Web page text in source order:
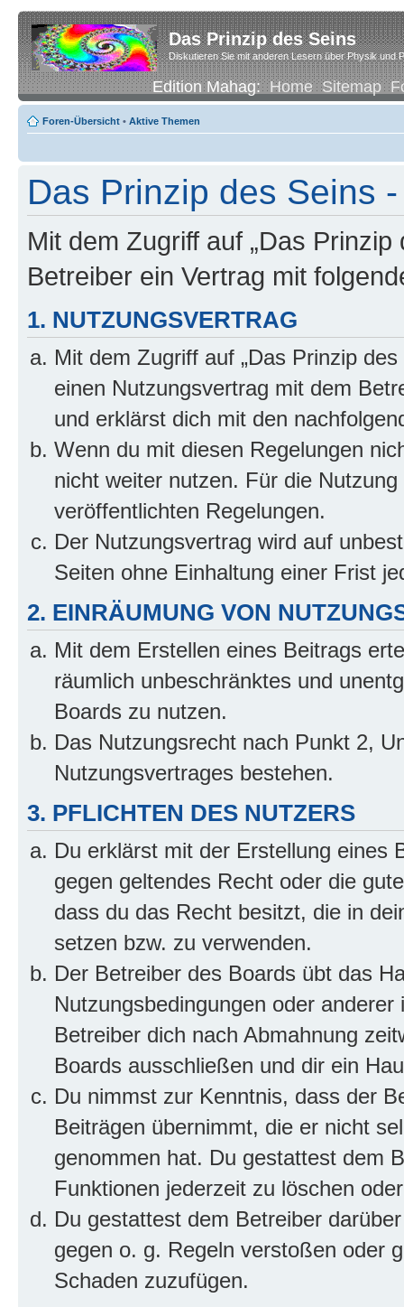
Das Prinzip des Seins
Diskutieren Sie mit anderen Lesern über Physik und
Edition Mahag:Home Sitemap
Foren-Übersicht • Aktive Themen
Das Prinzip des Seins
Mit dem Zugriff auf „Das
Betreiber ein Vertrag mit
1. NUTZUNGSVERTRAG
Mit dem Zugriff auf „Das Prinzip
einen Nutzungsvertrag mit dem
und erklärst dich mit den
Wenn du mit diesen Regelungen
nicht weiter nutzen. Für die
veröffentlichten Regelungen.
Der Nutzungsvertrag wird auf
Seiten ohne Einhaltung einer Frist
2. EINRÄUMUNG VON
Mit dem Erstellen eines Beitrags
räumlich unbeschränktes und
Boards zu nutzen.
Das Nutzungsrecht nach Punkt 2,
Nutzungsvertrages bestehen.
3. PFLICHTEN DES NUTZERS
Du erklärst mit der Erstellung eines
gegen geltendes Recht oder die
dass du das Recht besitzt, die in
setzen bzw. zu verwenden.
Der Betreiber des Boards übt das
Nutzungsbedingungen oder
Betreiber dich nach Abmahnung
Boards ausschließen und dir ein
Du nimmst zur Kenntnis, dass der
Beiträgen übernimmt, die er nicht
genommen hat. Du gestattest dem
Funktionen jederzeit zu löschen
Du gestattest dem Betreiber
gegen o. g. Regeln verstoßen oder
Schaden zuzufügen.